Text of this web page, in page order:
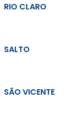
RIO CLARO
SALTO
SÃO VICENTE